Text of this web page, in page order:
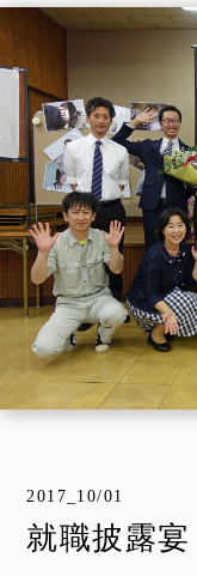
2017_10/01
就職披露宴